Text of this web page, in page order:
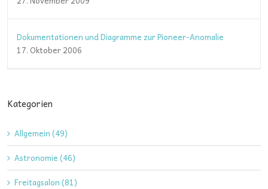
Dokumentationen und Diagramme zur Pioneer-Anomalie
17. Oktober 2006
Kategorien
Allgemein (49)
Astronomie (46)
Freitagsalon (81)